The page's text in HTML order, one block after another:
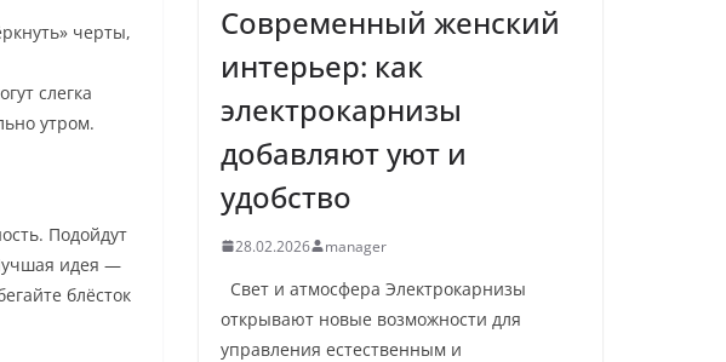
черты,
слегка
утром.
Подойдут
идея —
блёсток
Современный женский
интерьер: как
электрокарнизы
добавляют уют и
удобство
28.02.2026 manager
Свет и атмосфера Электрокарнизы
открывают новые возможности для
управления естественным и